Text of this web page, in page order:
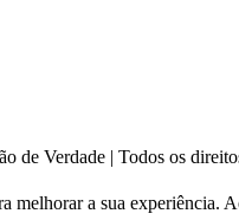
de Verdade | Todos os
melhorar a sua experiência.